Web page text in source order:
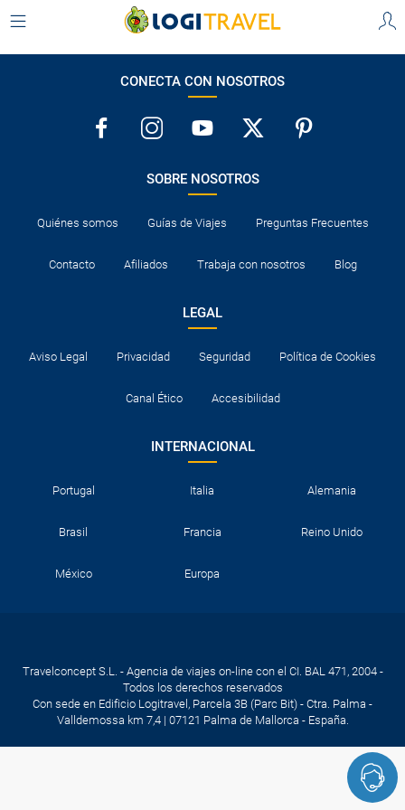
CONECTA CON NOSOTROS
SOBRE NOSOTROS
Quiénes somos Guías de Viajes Preguntas Frecuentes
Contacto Afiliados Trabaja con nosotros Blog
LEGAL
Aviso Legal Privacidad Seguridad Política de Cookies
Canal Ético Accesibilidad
INTERNACIONAL
Portugal Italia Alemania
Brasil Francia Reino Unido
México Europa
Travelconcept S.L. - Agencia de viajes on-line con el CI. BAL 471, 2004 -
Todos los derechos reservados
Con sede en Edificio Logitravel, Parcela 3B (Parc Bit) - Ctra. Palma -
Valldemossa km 7,4 | 07121 Palma de Mallorca - España.